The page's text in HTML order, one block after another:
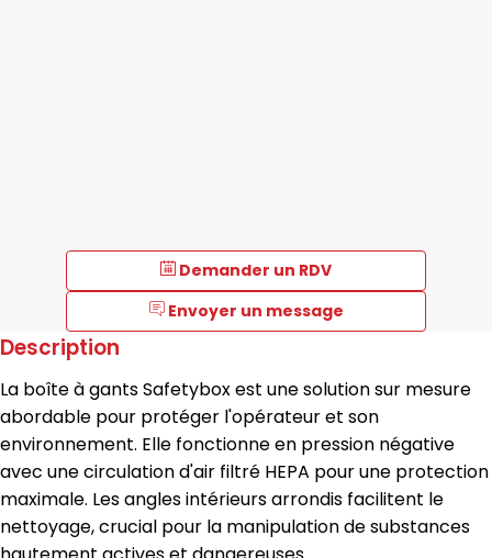
Demander un RDV
Envoyer un message
Description
La boîte à gants Safetybox est une solution sur mesure
abordable pour protéger l'opérateur et son
environnement. Elle fonctionne en pression négative
avec une circulation d'air filtré HEPA pour une protection
maximale. Les angles intérieurs arrondis facilitent le
nettoyage, crucial pour la manipulation de substances